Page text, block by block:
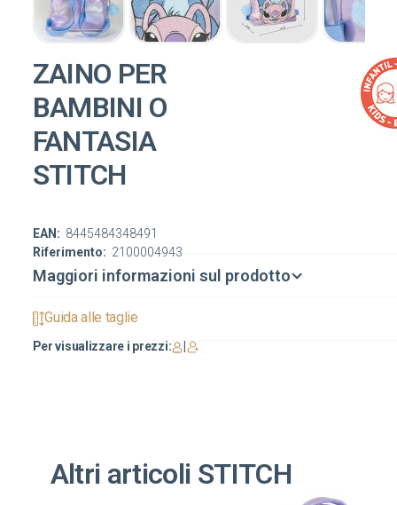
ZAINO PER
BAMBINI O
FANTASIA
STITCH
Riferimento: 2100004943
EAN: 8445484348491
Maggiori informazioni sul prodotto
Guida alle taglie
Per visualizzare i prezzi:
Altri articoli STITCH